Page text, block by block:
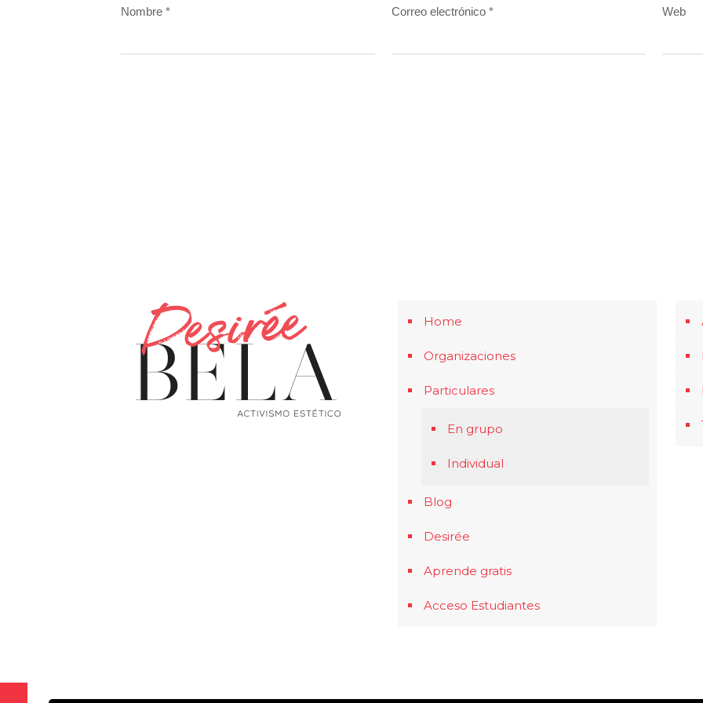
Nombre * Correo electrónico * Web
Home
Organizaciones
Particulares
En grupo
Individual
Blog
Desirée
Aprende gratis
Acceso Estudiantes